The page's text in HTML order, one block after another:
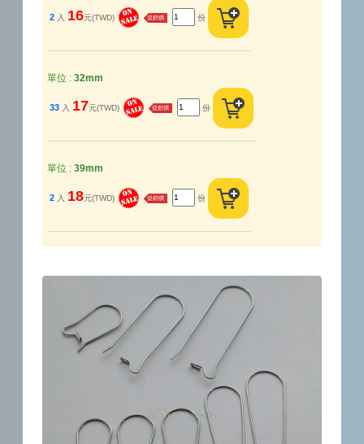
2 入 16元(TWD) 促銷價 份
單位 : 32mm
33 入 17元(TWD) 促銷價 份
單位 : 39mm
2 入 18元(TWD) 促銷價 份